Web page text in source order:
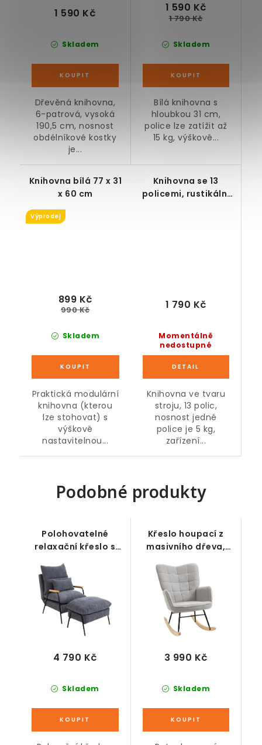
Skladem
1 590 Kč
Dřevěná knihovna,
6-patrová, vysoká
190,5 cm, nosnost
obdélníkové kostky
je...
Skladem
1 590 Kč
1 790 Kč
Bílá knihovna s
hloubkou 31 cm,
police lze zatížit až
15 kg, výškově...
Knihovna bílá 77 x 31
x 60 cm
Výprodej
Skladem
899 Kč
990 Kč
Praktická modulární
knihovna (kterou
lze stohovat) s
výškově
nastavitelnou...
Knihovna se 13
policemi, rustikální
Momentálně
nedostupné
1 790 Kč
Knihovna ve tvaru
stroju, 13 polic,
nosnost jedné
police je 5 kg,
zařízení...
Podobné produkty
Polohovatelné
relaxační křeslo s
polštářů, šedé, 68 x
91,5 x 88 cm
Skladem
4 790 Kč
Křeslo houpací z
masivního dřeva,
Skladem
3 990 Kč